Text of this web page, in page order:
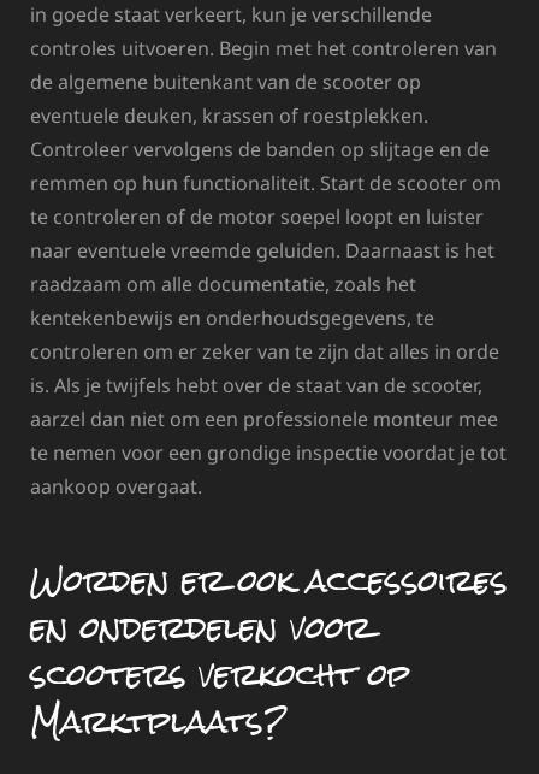
in goede staat verkeert, kun je verschillende
controles uitvoeren. Begin met het controleren van
de algemene buitenkant van de scooter op
eventuele deuken, krassen of roestplekken.
Controleer vervolgens de banden op slijtage en de
remmen op hun functionaliteit. Start de scooter om
te controleren of de motor soepel loopt en luister
naar eventuele vreemde geluiden. Daarnaast is het
raadzaam om alle documentatie, zoals het
kentekenbewijs en onderhoudsgegevens, te
controleren om er zeker van te zijn dat alles in orde
is. Als je twijfels hebt over de staat van de scooter,
aarzel dan niet om een professionele monteur mee
te nemen voor een grondige inspectie voordat je tot
aankoop overgaat.
Worden er ook accessoires
en onderdelen voor
scooters verkocht op
Marktplaats?